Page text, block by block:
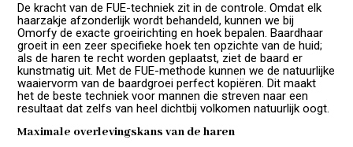
De kracht van de FUE-techniek zit in de controle. Omdat elk
haarzakje afzonderlijk wordt behandeld, kunnen we bij
Omorfy de exacte groeirichting en hoek bepalen. Baardhaar
groeit in een zeer specifieke hoek ten opzichte van de huid;
als de haren te recht worden geplaatst, ziet de baard er
kunstmatig uit. Met de FUE-methode kunnen we de natuurlijke
waaiervorm van de baardgroei perfect kopiëren. Dit maakt
het de beste techniek voor mannen die streven naar een
resultaat dat zelfs van heel dichtbij volkomen natuurlijk oogt.
Maximale overlevingskans van de haren